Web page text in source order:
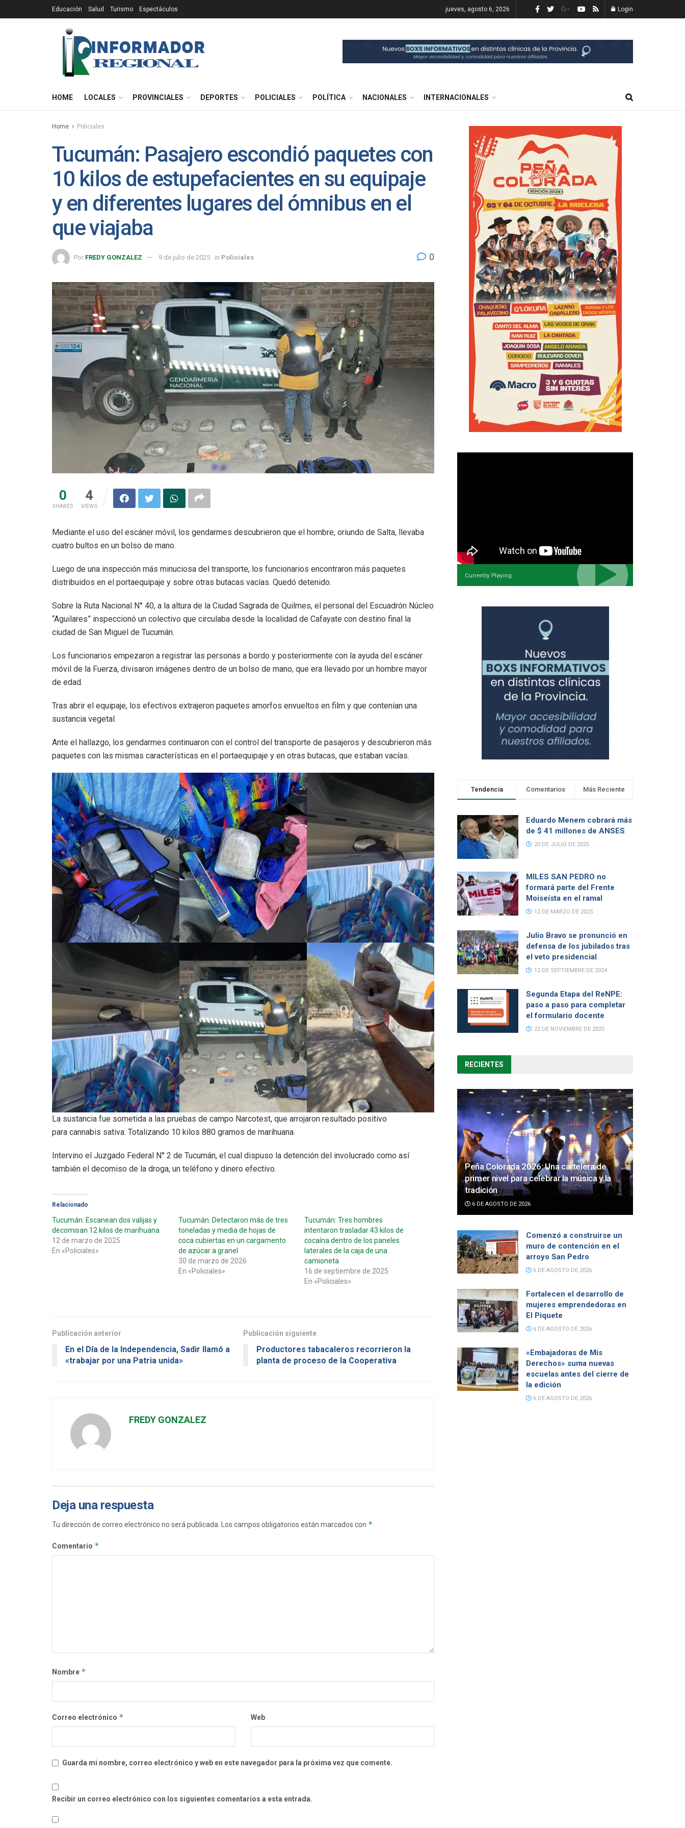
Educación Salud Turismo Espectáculos jueves, agosto 6, 2026 Login
HOME LOCALES PROVINCIALES DEPORTES POLICIALES POLÍTICA NACIONALES INTERNACIONALES
Home Policiales
Tucumán: Pasajero escondió paquetes con
10 kilos de estupefacientes en su equipaje
y en diferentes lugares del ómnibus en el
que viajaba
Por FREDY GONZALEZ 9 de julio de 2025 in Policiales 0
0
SHARES
4
VIEWS
Mediante el uso del escáner móvil, los gendarmes descubrieron que el hombre, oriundo de Salta, llevaba
cuatro bultos en un bolso de mano.
Luego de una inspección más minuciosa del transporte, los funcionarios encontraron más paquetes
distribuidos en el portaequipaje y sobre otras butacas vacías. Quedó detenido.
Sobre la Ruta Nacional N° 40, a la altura de la Ciudad Sagrada de Quilmes, el personal del Escuadrón Núcleo
“Aguilares” inspeccionó un colectivo que circulaba desde la localidad de Cafayate con destino final la
ciudad de San Miguel de Tucumán.
Los funcionarios empezaron a registrar las personas a bordo y posteriormente con la ayuda del escáner
móvil de la Fuerza, divisaron imágenes dentro de un bolso de mano, que era llevado por un hombre mayor
de edad.
Tras abrir el equipaje, los efectivos extrajeron paquetes amorfos envueltos en film y que contenían una
sustancia vegetal.
Ante el hallazgo, los gendarmes continuaron con el control del transporte de pasajeros y descubrieron más
paquetes con las mismas características en el portaequipaje y en otras butacas, que estaban vacías.
La sustancia fue sometida a las pruebas de campo Narcotest, que arrojaron resultado positivo
para cannabis sativa. Totalizando 10 kilos 880 gramos de marihuana.
Intervino el Juzgado Federal N° 2 de Tucumán, el cual dispuso la detención del involucrado como así
también el decomiso de la droga, un teléfono y dinero efectivo.
Relacionado
Tucumán: Escanean dos valijas y
decomisan 12 kilos de marihuana
12 de marzo de 2025
En «Policiales»
Tucumán: Detectaron más de tres
toneladas y media de hojas de
coca cubiertas en un cargamento
de azúcar a granel
30 de marzo de 2026
En «Policiales»
Tucumán: Tres hombres
intentaron trasladar 43 kilos de
cocaína dentro de los paneles
laterales de la caja de una
camioneta
16 de septiembre de 2025
En «Policiales»
Publicación anterior
En el Día de la Independencia, Sadir llamó a
«trabajar por una Patria unida»
Publicación siguiente
Productores tabacaleros recorrieron la
planta de proceso de la Cooperativa
FREDY GONZALEZ
Deja una respuesta
Tu dirección de correo electrónico no será publicada. Los campos obligatorios están marcados con *
Comentario *
Nombre *
Correo electrónico * Web
Guarda mi nombre, correo electrónico y web en este navegador para la próxima vez que comente.
Recibir un correo electrónico con los siguientes comentarios a esta entrada.
Currently Playing
Tendencia Comentarios Más Reciente
Eduardo Menem cobrará más
de $ 41 millones de ANSES
20 DE JULIO DE 2025
MILES SAN PEDRO no
formará parte del Frente
Moiseísta en el ramal
12 DE MARZO DE 2025
Julio Bravo se pronunció en
defensa de los jubilados tras
el veto presidencial
12 DE SEPTIEMBRE DE 2024
Segunda Etapa del ReNPE:
paso a paso para completar
el formulario docente
22 DE NOVIEMBRE DE 2025
RECIENTES
Peña Colorada 2026: Una cartelera de
primer nivel para celebrar la música y la
tradición
6 DE AGOSTO DE 2026
Comenzó a construirse un
muro de contención en el
arroyo San Pedro
6 DE AGOSTO DE 2026
Fortalecen el desarrollo de
mujeres emprendedoras en
El Piquete
6 DE AGOSTO DE 2026
«Embajadoras de Mis
Derechos» suma nuevas
escuelas antes del cierre de
la edición
6 DE AGOSTO DE 2026